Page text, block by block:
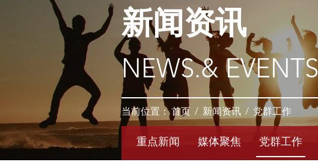
新闻资讯
NEWS.& EVENTS
当前位置：首页 / 新闻资讯 / 党群工作
重点新闻 媒体聚焦 党群工作